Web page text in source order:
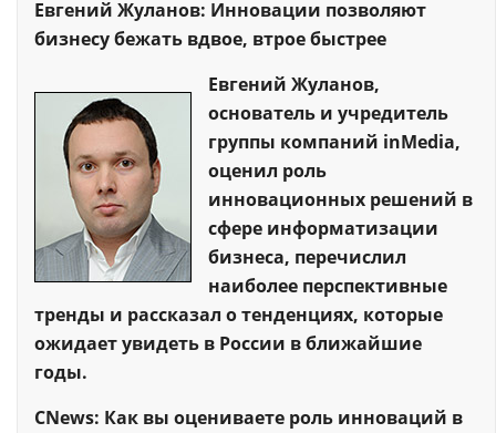
Евгений Жуланов: Инновации позволяют
бизнесу бежать вдвое, втрое быстрее
Евгений Жуланов,
основатель и учредитель
группы компаний inMedia,
оценил роль
инновационных решений в
сфере информатизации
бизнеса, перечислил
наиболее перспективные
тренды и рассказал о тенденциях, которые
ожидает увидеть в России в ближайшие
годы.
CNews: Как вы оцениваете роль инноваций в